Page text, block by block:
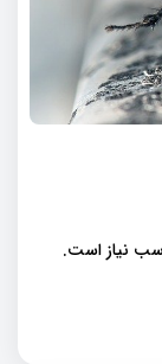
نیاز است.